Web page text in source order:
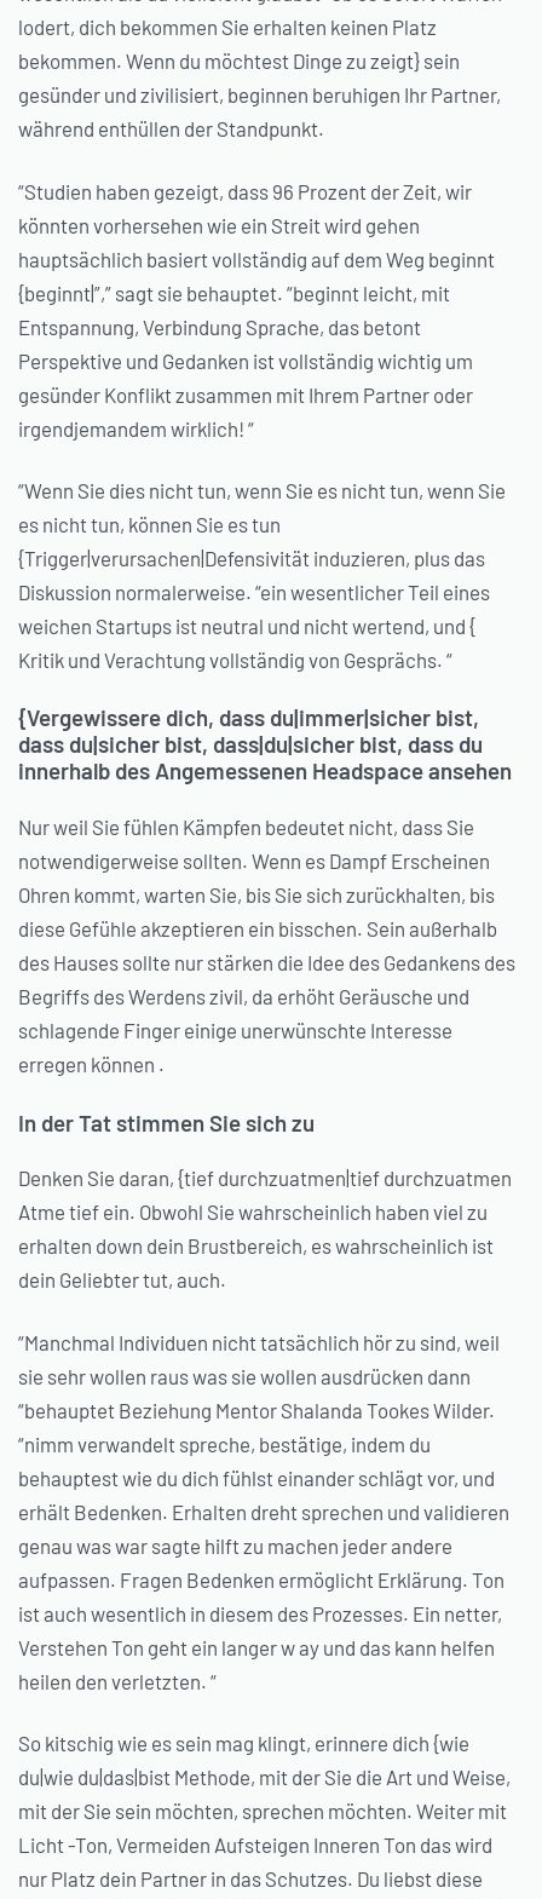
lodert, dich bekommen Sie erhalten keinen Platz
bekommen. Wenn du möchtest Dinge zu zeigt} sein
gesünder und zivilisiert, beginnen beruhigen Ihr Partner,
während enthüllen der Standpunkt.
“Studien haben gezeigt, dass 96 Prozent der Zeit, wir
könnten vorhersehen wie ein Streit wird gehen
hauptsächlich basiert vollständig auf dem Weg beginnt
{beginnt|”,” sagt sie behauptet. “beginnt leicht, mit
Entspannung, Verbindung Sprache, das betont
Perspektive und Gedanken ist vollständig wichtig um
gesünder Konflikt zusammen mit Ihrem Partner oder
irgendjemandem wirklich! “
“Wenn Sie dies nicht tun, wenn Sie es nicht tun, wenn Sie
es nicht tun, können Sie es tun
{Trigger|verursachen|Defensivität induzieren, plus das
Diskussion normalerweise. “ein wesentlicher Teil eines
weichen Startups ist neutral und nicht wertend, und {
Kritik und Verachtung vollständig von Gesprächs. “
{Vergewissere dich, dass du|immer|sicher bist,
dass du|sicher bist, dass|du|sicher bist, dass du
innerhalb des Angemessenen Headspace ansehen
Nur weil Sie fühlen Kämpfen bedeutet nicht, dass Sie
notwendigerweise sollten. Wenn es Dampf Erscheinen
Ohren kommt, warten Sie, bis Sie sich zurückhalten, bis
diese Gefühle akzeptieren ein bisschen. Sein außerhalb
des Hauses sollte nur stärken die Idee des Gedankens des
Begriffs des Werdens zivil, da erhöht Geräusche und
schlagende Finger einige unerwünschte Interesse
erregen können .
In der Tat stimmen Sie sich zu
Denken Sie daran, {tief durchzuatmen|tief durchzuatmen
Atme tief ein. Obwohl Sie wahrscheinlich haben viel zu
erhalten down dein Brustbereich, es wahrscheinlich ist
dein Geliebter tut, auch.
“Manchmal Individuen nicht tatsächlich hör zu sind, weil
sie sehr wollen raus was sie wollen ausdrücken dann
“behauptet Beziehung Mentor Shalanda Tookes Wilder.
“nimm verwandelt spreche, bestätige, indem du
behauptest wie du dich fühlst einander schlägt vor, und
erhält Bedenken. Erhalten dreht sprechen und validieren
genau was war sagte hilft zu machen jeder andere
aufpassen. Fragen Bedenken ermöglicht Erklärung. Ton
ist auch wesentlich in diesem des Prozesses. Ein netter,
Verstehen Ton geht ein langer w ay und das kann helfen
heilen den verletzten. “
So kitschig wie es sein mag klingt, erinnere dich {wie
du|wie du|das|bist Methode, mit der Sie die Art und Weise,
mit der Sie sein möchten, sprechen möchten. Weiter mit
Licht -Ton, Vermeiden Aufsteigen Inneren Ton das wird
nur Platz dein Partner in das Schutzes. Du liebst diese